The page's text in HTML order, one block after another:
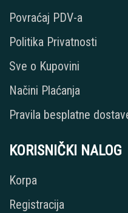
Povraćaj PDV-a
Politika Privatnosti
Sve o Kupovini
Načini Plaćanja
Pravila besplatne
KORISNIČKI NALOG
Korpa
Registracija